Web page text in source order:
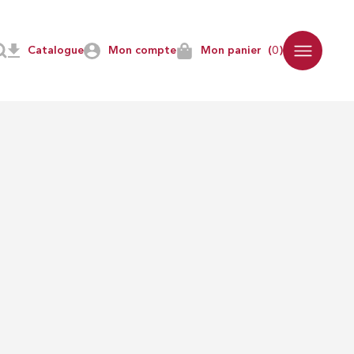
Mon compte Mon panier (0)
Catalogue